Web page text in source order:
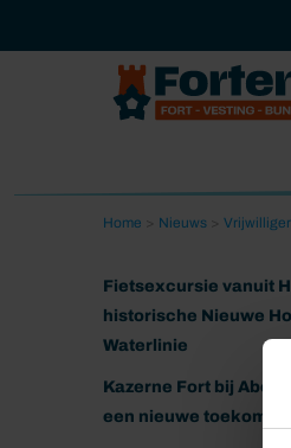
Home Nieuws
Fietsexcursie vanuit
historische Nieuwe
Waterlinie
Kazerne Fort bij
een nieuwe toekomst